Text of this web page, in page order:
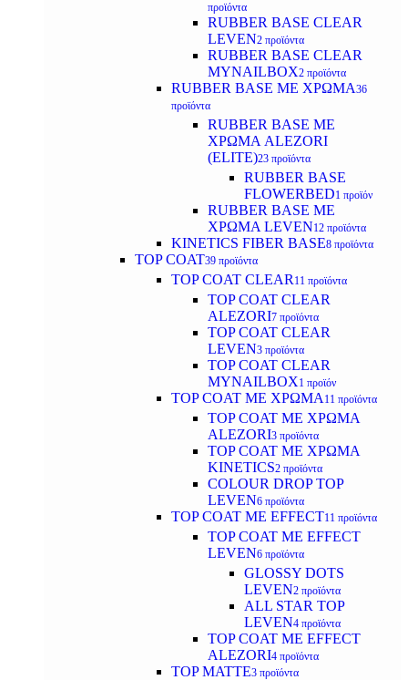
προϊόντα
RUBBER BASE CLEAR
LEVEN2 προϊόντα
RUBBER BASE CLEAR
MYNAILBOX2 προϊόντα
RUBBER BASE ΜΕ ΧΡΩΜΑ36
προϊόντα
RUBBER BASE ΜΕ
ΧΡΩΜΑ ALEZORI
(ELITE)23 προϊόντα
RUBBER BASE
FLOWERBED1 προϊόν
RUBBER BASE ΜΕ
ΧΡΩΜΑ LEVEN12 προϊόντα
KINETICS FIBER BASE8 προϊόντα
TOP COAT39 προϊόντα
TOP COAT CLEAR 11 προϊόντα
TOP COAT CLEAR
ALEZORI7 προϊόντα
TOP COAT CLEAR
LEVEN3 προϊόντα
TOP COAT CLEAR
MYNAILBOX1 προϊόν
TOP COAT ΜΕ ΧΡΩΜΑ 11 προϊόντα
TOP COAT ΜΕ ΧΡΩΜΑ
ALEZORI3 προϊόντα
TOP COAT ΜΕ ΧΡΩΜΑ
KINETICS2 προϊόντα
COLOUR DROP TOP
LEVEN6 προϊόντα
TOP COAT ΜΕ EFFECT11 προϊόντα
TOP COAT ME EFFECT
LEVEN6 προϊόντα
GLOSSY DOTS
LEVEN2 προϊόντα
ALL STAR TOP
LEVEN4 προϊόντα
TOP COAT ME EFFECT
ALEZORI4 προϊόντα
TOP MATTE3 προϊόντα